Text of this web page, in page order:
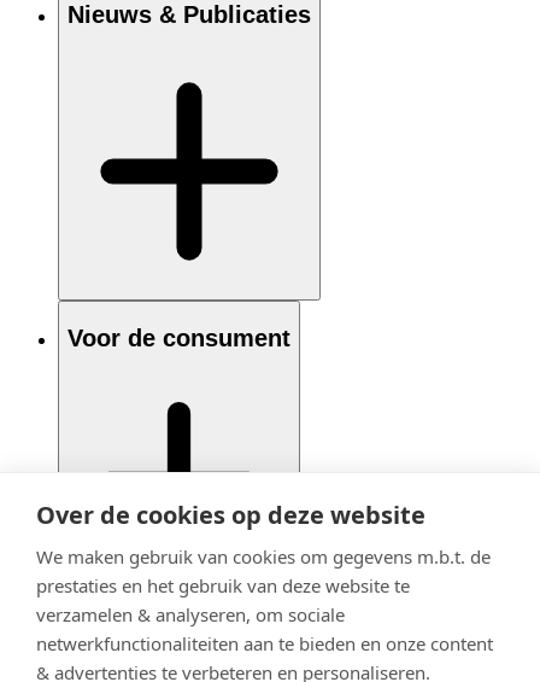
Over de cookies op deze website
We maken gebruik van cookies om gegevens m.b.t. de
prestaties en het gebruik van deze website te
verzamelen & analyseren, om sociale
netwerkfunctionaliteiten aan te bieden en onze content
& advertenties te verbeteren en personaliseren.
Nieuws & Publicaties
Voor de consument